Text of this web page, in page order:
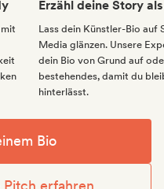
Erzähl deine Story
Lass dein Künstler-Bio auf
Media glänzen. Unsere
dein Bio von Grund auf
bestehendes, damit du
hinterlässt.
Bio
Pitch erfahren